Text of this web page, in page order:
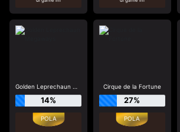
Golden Leprechaun Megaways
14%
Cirque de la Fortune
27%